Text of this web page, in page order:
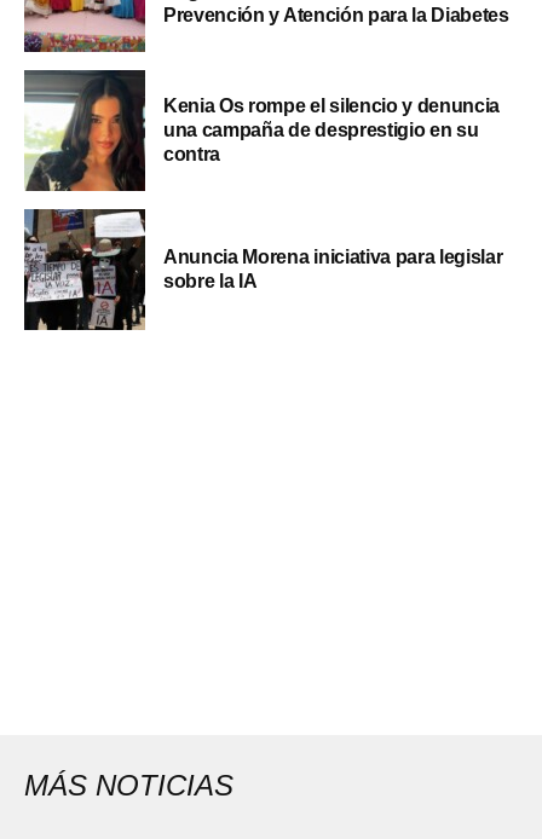
Prevención y Atención para la Diabetes
Kenia Os rompe el silencio y denuncia
una campaña de desprestigio en su
contra
Anuncia Morena iniciativa para legislar
sobre la IA
MÁS NOTICIAS